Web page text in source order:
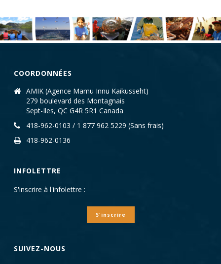
COORDONNÉES
AMIK (Agence Mamu Innu Kaikusseht)
279 boulevard des Montagnais
Sept-Iles, QC G4R 5R1 Canada
418-962-0103 / 1 877 962 5229 (Sans frais)
418-962-0136
INFOLETTRE
S'inscrire à l'infolettre :
S'inscrire
SUIVEZ-NOUS